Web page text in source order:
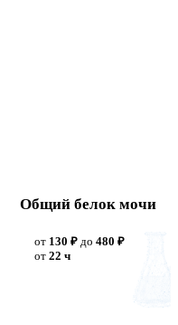
Общий белок мочи
от 130 ₽ до 480 ₽
от 22 ч